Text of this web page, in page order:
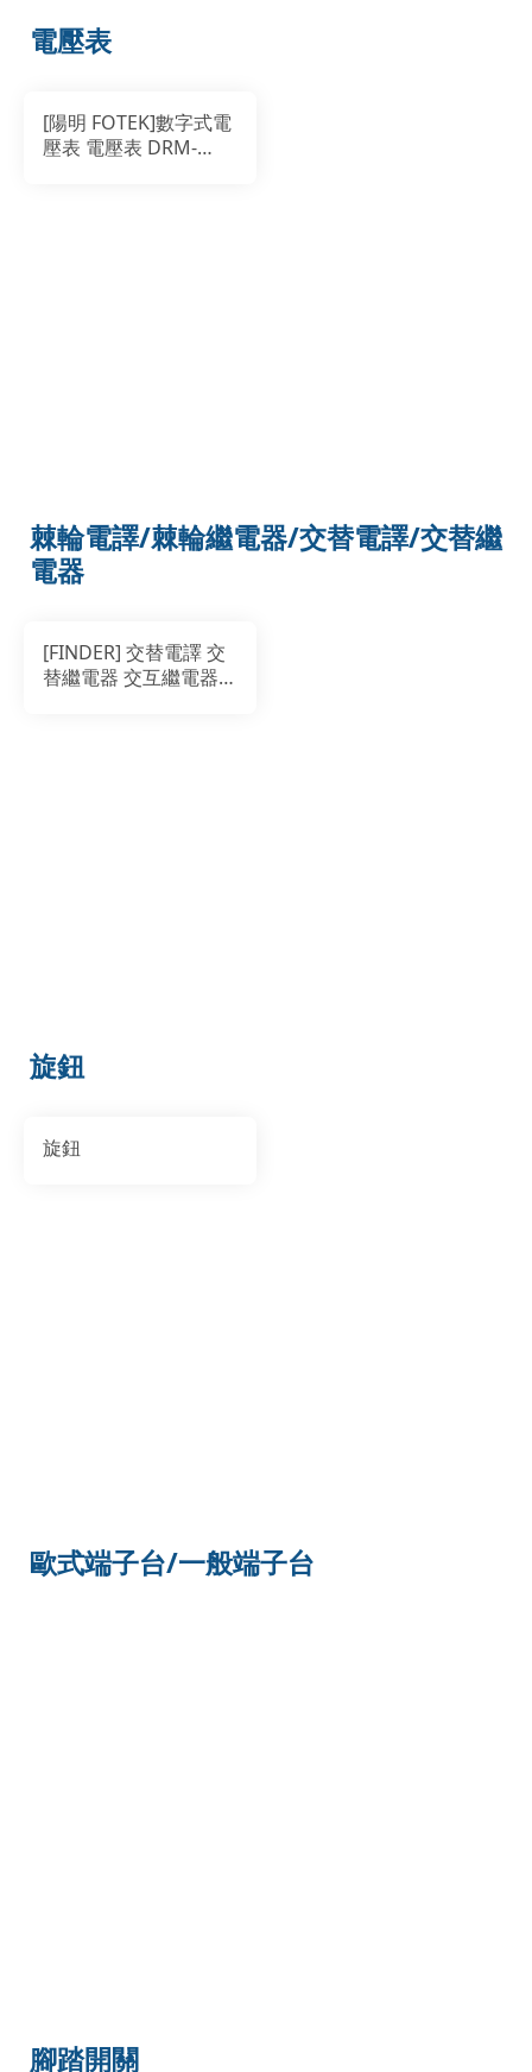
電壓表
[陽明 FOTEK]數字式電
壓表 電壓表 DRM-
棘輪電譯/棘輪繼電器/交替電譯/交替繼
電器
[FINDER] 交替電譯 交
替繼電器 交互繼電器
旋鈕
旋鈕
歐式端子台/一般端子台
腳踏開關